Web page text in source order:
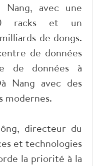
avec une
racks et un
de dongs.
de données
de données à
Nang avec des
modernes.
directeur du
et technologies
la priorité à la